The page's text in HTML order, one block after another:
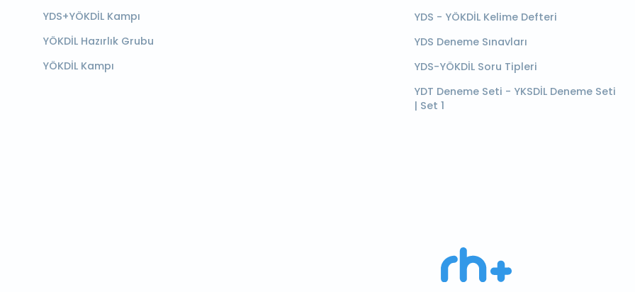
YDS+YÖKDİL Kampı
YÖKDİL Hazırlık Grubu
YÖKDİL Kampı
YDS - YÖKDİL Kelime Defteri
YDS Deneme Sınavları
YDS-YÖKDİL Soru Tipleri
YDT Deneme Seti - YKSDİL Deneme Seti
| Set 1